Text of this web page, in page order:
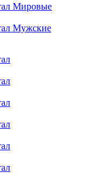
Мировые
Мужские